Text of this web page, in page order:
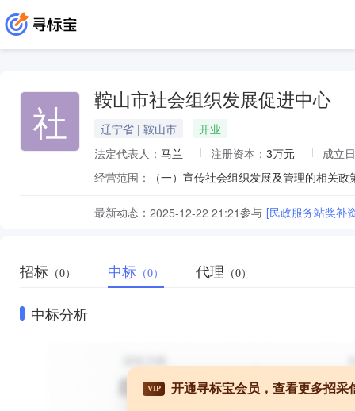
社 鞍山市社会组织发展促进中心
辽宁省 | 鞍山市
开业
法定代表人： 马兰 注册资本： 3万元
成立
经营范围：
最新动态： 2025-12-22 21:21参与 [民政服务站奖补
招标 （0） 中标 （0） 代理 （0）
中标分析
VIP 开通寻标宝会员，查看更多招采